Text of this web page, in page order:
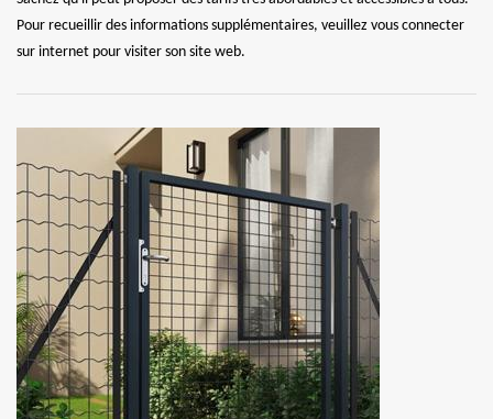
Pour recueillir des informations supplémentaires, veuillez vous connecter
sur internet pour visiter son site web.